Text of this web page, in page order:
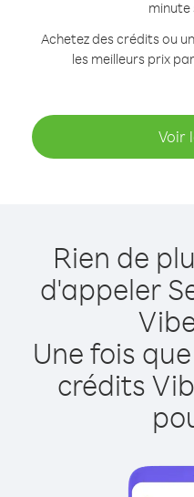
minute
Achetez des crédits ou
les meilleurs prix
Voir
Rien de
d'appeler
Une fois
crédits